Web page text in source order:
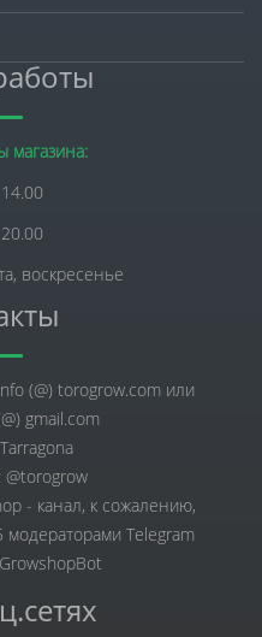
магазина:
воскресенье
(@) torogrow.com или
gmail.com
@torogrow
- канал, к сожалению,
модераторами Telegram